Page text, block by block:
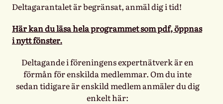
Deltagarantalet är begränsat, anmäl dig i tid!
Här kan du läsa hela programmet som pdf, öppnas
i nytt fönster.
Deltagande i föreningens expertnätverk är en
förmån för enskilda medlemmar. Om du inte
sedan tidigare är enskild medlem anmäler du dig
enkelt här: